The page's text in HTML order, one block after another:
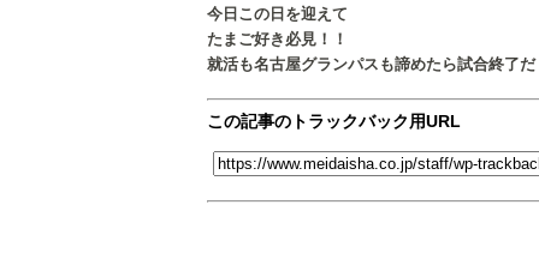
今日この日を迎えて
たまご好き必見！！
就活も名古屋グランパスも諦めたら試合終了だ
この記事のトラックバック用URL